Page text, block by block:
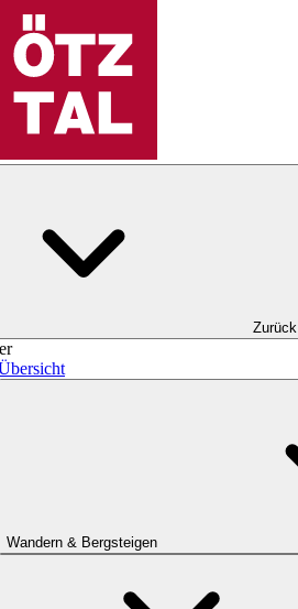
Zurück
Wandern & Bergsteigen